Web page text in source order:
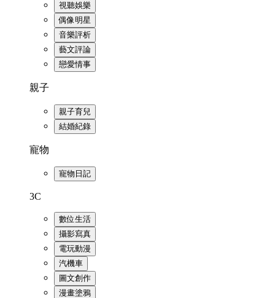
視聽娛樂
偶像明星
音樂評析
藝文評論
戀愛情事
親子
親子育兒
結婚紀錄
寵物
寵物日記
3C
數位生活
攝影寫真
電玩動漫
汽機車
圖文創作
漫畫塗鴉